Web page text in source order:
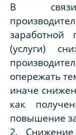
В
(услуги)
опережать
иначе
как
повышение
2.